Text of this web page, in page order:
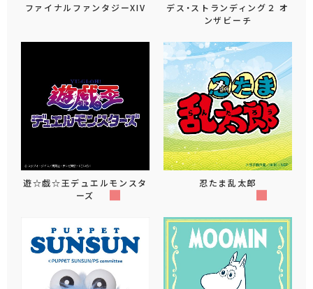
ファイナルファンタジーXIV
デス・ストランディング２ オ
ンザビーチ
遊☆戯☆王デュエルモンスタ
ーズ
忍たま乱太郎